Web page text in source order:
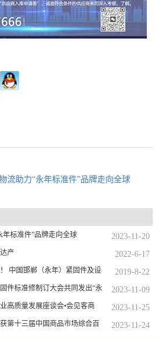
流助力“永年标准件”品牌走向全球
2023-11-20
标准件”品牌走向全球
2022-6-17
产
2019-8-22
中国邯郸（永年）紧固件及设
会成功举行 2023-11-09
件标准修制订大会共同发出“永
2023-11-25
高质量发展座谈会•会见客商
2023-11-24
第十三届中国商品市场综合百